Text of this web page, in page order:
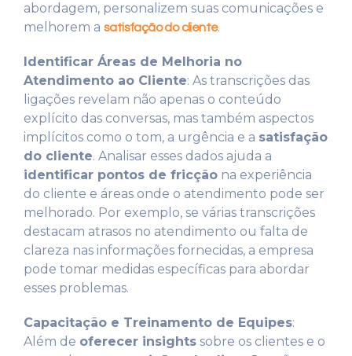
abordagem, personalizem suas comunicações e
melhorem a satisfação do cliente.
Identificar Áreas de Melhoria no
Atendimento ao Cliente: As transcrições das
ligações revelam não apenas o conteúdo
explícito das conversas, mas também aspectos
implícitos como o tom, a urgência e a satisfação
do cliente. Analisar esses dados ajuda a
identificar pontos de fricção na experiência
do cliente e áreas onde o atendimento pode ser
melhorado. Por exemplo, se várias transcrições
destacam atrasos no atendimento ou falta de
clareza nas informações fornecidas, a empresa
pode tomar medidas específicas para abordar
esses problemas.
Capacitação e Treinamento de Equipes:
Além de oferecer insights sobre os clientes e o